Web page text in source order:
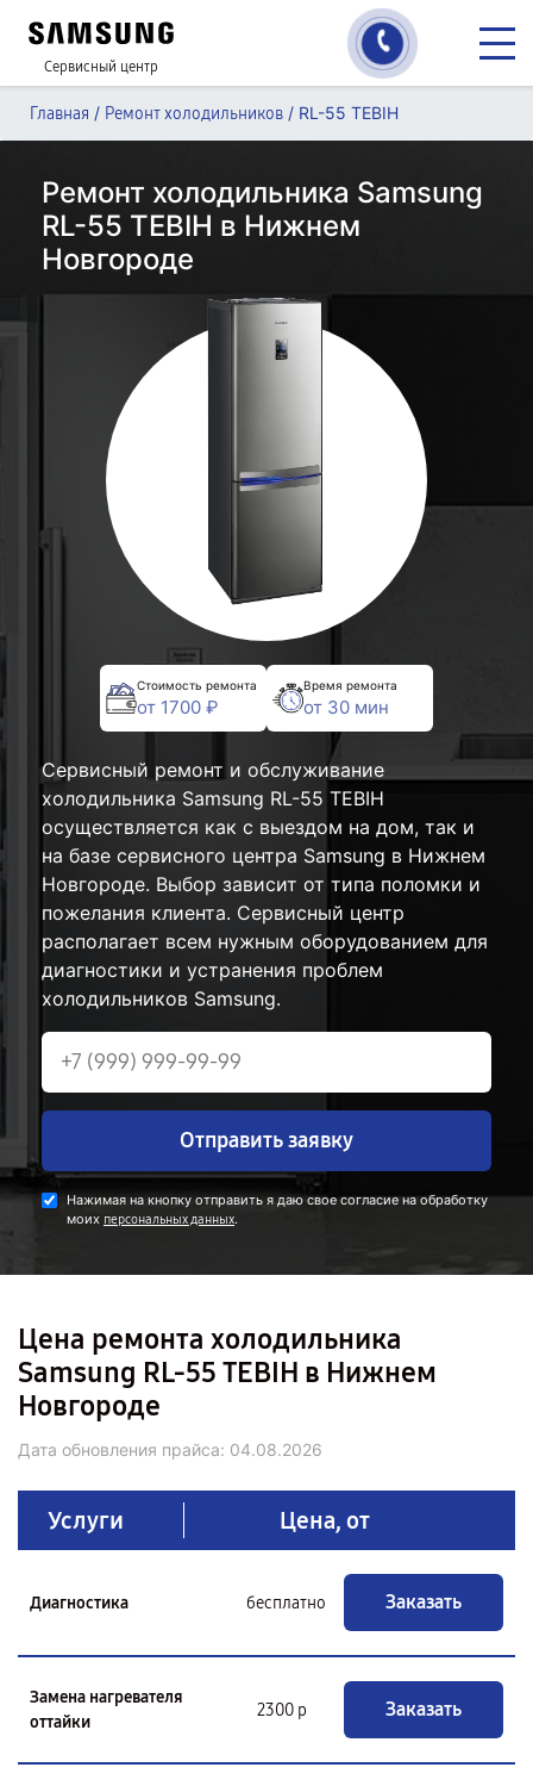
Сервисный центр
Главная / Ремонт холодильников / RL-55 TEBIH
Ремонт холодильника Samsung
RL-55 TEBIH в Нижнем
Новгороде
Стоимость ремонта
от 1700 ₽
Время ремонта
от 30 мин
Сервисный ремонт и обслуживание
холодильника Samsung RL-55 TEBIH
осуществляется как с выездом на дом, так и
на базе сервисного центра Samsung в Нижнем
Новгороде. Выбор зависит от типа поломки и
пожелания клиента. Сервисный центр
располагает всем нужным оборудованием для
диагностики и устранения проблем
холодильников Samsung.
Отправить заявку
Нажимая на кнопку отправить я даю свое согласие на обработку
моих персональных данных.
Цена ремонта холодильника
Samsung RL-55 TEBIH в Нижнем
Новгороде
Дата обновления прайса: 04.08.2026
Услуги Цена, от
Диагностика бесплатно Заказать
Замена нагревателя
оттайки
2300 р Заказать